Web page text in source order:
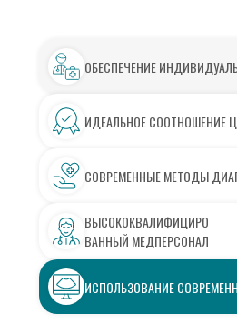
ОБЕСПЕЧЕНИЕ
ИДЕАЛЬНОЕ СООТНОШЕНИЕ
СОВРЕМЕННЫЕ МЕТОДЫ
ВЫСОКОКВАЛИФИЦИРО
ВАННЫЙ МЕДПЕРСОНАЛ
ИСПОЛЬЗОВАНИЕ